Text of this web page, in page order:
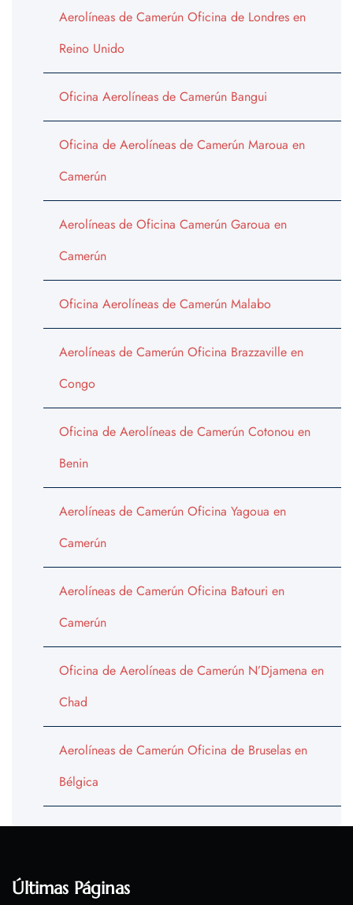
Aerolíneas de Camerún Oficina de Londres en
Reino Unido
Oficina Aerolíneas de Camerún Bangui
Oficina de Aerolíneas de Camerún Maroua en
Camerún
Aerolíneas de Oficina Camerún Garoua en
Camerún
Oficina Aerolíneas de Camerún Malabo
Aerolíneas de Camerún Oficina Brazzaville en
Congo
Oficina de Aerolíneas de Camerún Cotonou en
Benin
Aerolíneas de Camerún Oficina Yagoua en
Camerún
Aerolíneas de Camerún Oficina Batouri en
Camerún
Oficina de Aerolíneas de Camerún N’Djamena en
Chad
Aerolíneas de Camerún Oficina de Bruselas en
Bélgica
Últimas Páginas